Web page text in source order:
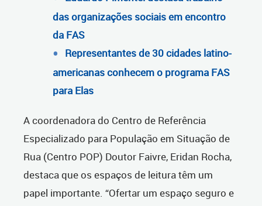
das organizações sociais em encontro
da FAS
Representantes de 30 cidades latino-
americanas conhecem o programa FAS
para Elas
A coordenadora do Centro de Referência
Especializado para População em Situação de
Rua (Centro POP) Doutor Faivre, Eridan Rocha,
destaca que os espaços de leitura têm um
papel importante. “Ofertar um espaço seguro e